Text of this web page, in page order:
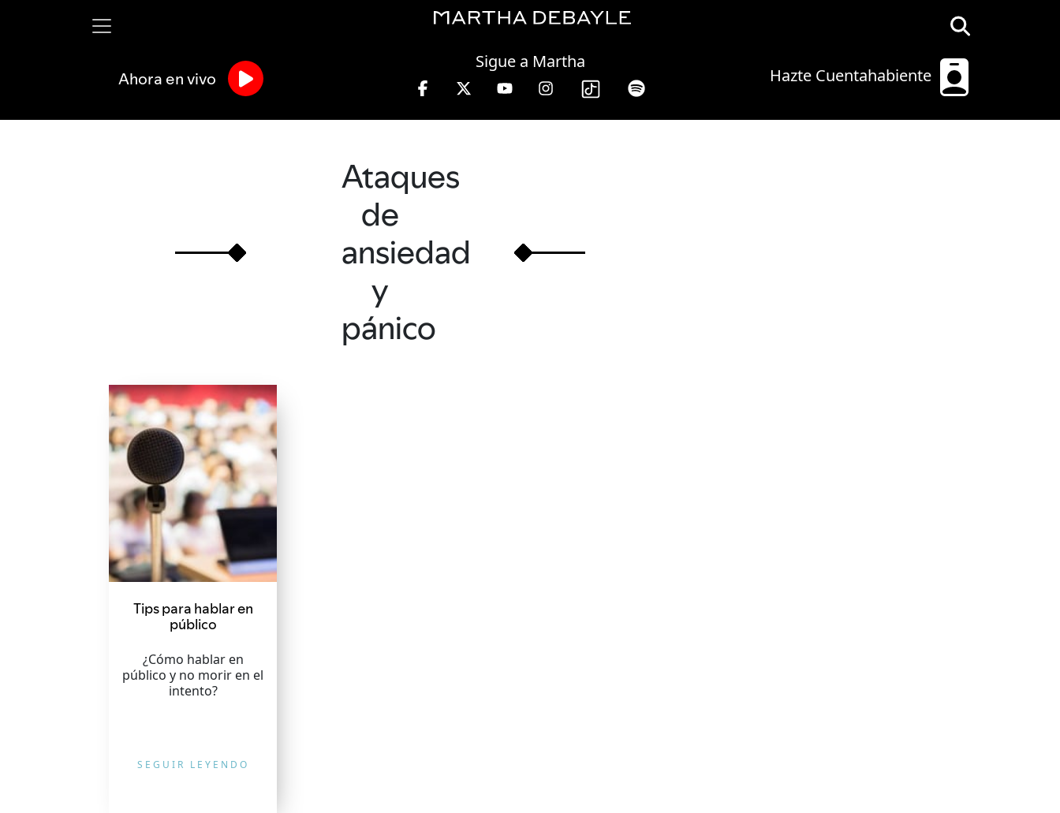
Hazte Cuentahabiente
Sigue a Martha
Ahora en vivo
Ataques
de
ansiedad
y
pánico
Tips para hablar en
público
¿Cómo hablar en
público y no morir en el
intento?
SEGUIR LEYENDO